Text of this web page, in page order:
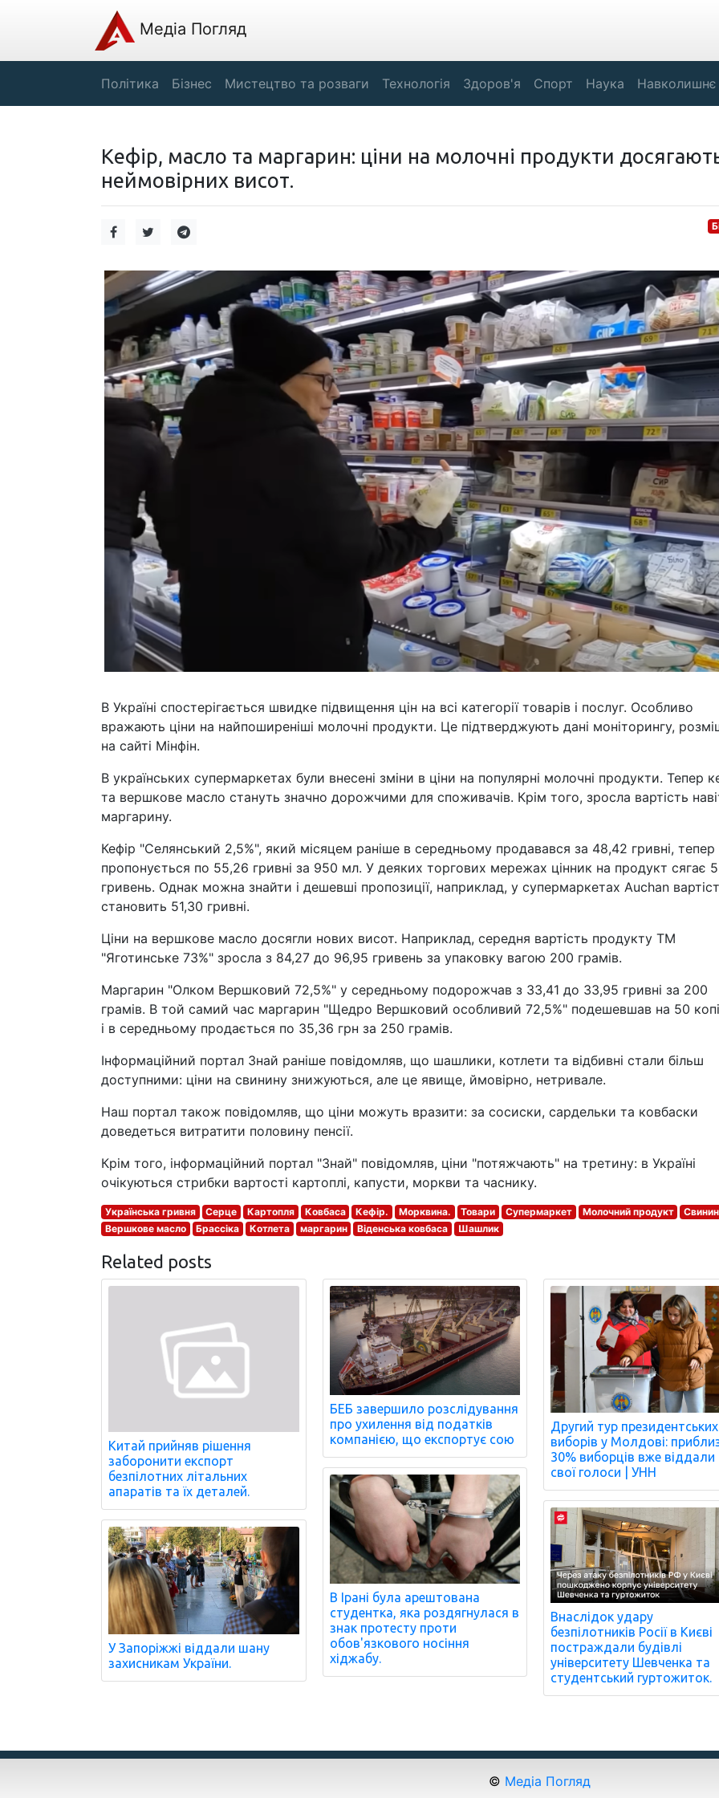
Медіа Погляд
Політика Бізнес Мистецтво та розваги Технологія Здоров'я Спорт Наука
Кефір, масло та маргарин: ціни на молочні продукти
неймовірних висот.
В Україні спостерігається швидке підвищення цін на всі категорії товарів і послуг. Особливо
вражають ціни на найпоширеніші молочні продукти. Це підтверджують дані моніторингу,
на сайті Мінфін.
В українських супермаркетах були внесені зміни в ціни на популярні молочні продукти. Тепер
та вершкове масло стануть значно дорожчими для споживачів. Крім того, зросла вартість
маргарину.
Кефір "Селянський 2,5%", який місяцем раніше в середньому продавався за 48,42 гривні, тепер
пропонується по 55,26 гривні за 950 мл. У деяких торгових мережах цінник на продукт сягає
гривень. Однак можна знайти і дешевші пропозиції, наприклад, у супермаркетах Auchan
становить 51,30 гривні.
Ціни на вершкове масло досягли нових висот. Наприклад, середня вартість продукту ТМ
"Яготинське 73%" зросла з 84,27 до 96,95 гривень за упаковку вагою 200 грамів.
Маргарин "Олком Вершковий 72,5%" у середньому подорожчав з 33,41 до 33,95 гривні за 200
грамів. В той самий час маргарин "Щедро Вершковий особливий 72,5%" подешевшав на 50
і в середньому продається по 35,36 грн за 250 грамів.
Інформаційний портал Знай раніше повідомляв, що шашлики, котлети та відбивні стали більш
доступними: ціни на свинину знижуються, але це явище, ймовірно, нетривале.
Наш портал також повідомляв, що ціни можуть вразити: за сосиски, сардельки та ковбаски
доведеться витратити половину пенсії.
Крім того, інформаційний портал "Знай" повідомляв, ціни "потяжчають" на третину: в Україні
очікуються стрибки вартості картоплі, капусти, моркви та часнику.
Українська гривня Серце Картопля Ковбаса Кефір. Морквина. Товари Супермаркет Молочний продукт
Вершкове масло
Брассіка Котлета маргарин Віденська ковбаса Шашлик
Related posts
Китай прийняв рішення
заборонити експорт
безпілотних літальних
апаратів та їх деталей.
У Запоріжжі віддали шану
захисникам України.
БЕБ завершило розслідування
про ухилення від податків
компанією, що експортує сою
В Ірані була арештована
студентка, яка роздягнулася в
знак протесту проти
обов'язкового носіння
хіджабу.
Другий тур президентських
виборів у Молдові:
30% виборців вже віддали
свої голоси | УНН
Внаслідок удару
безпілотників Росії в Києві
постраждали будівлі
університету Шевченка та
студентський гуртожиток.
© Медіа Погляд